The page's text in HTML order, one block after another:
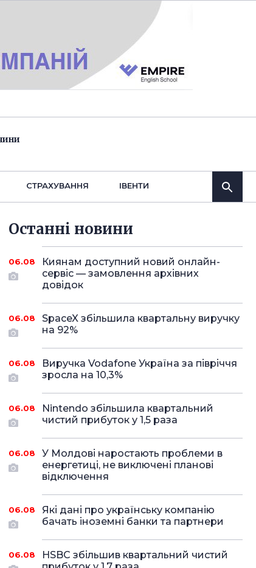
СТРАХУВАННЯ IВЕНТИ
Останнi новини
06.08
Киянам доступний новий онлайн-
сервіс — замовлення архівних
довідок
06.08
SpaceX збільшила квартальну виручку
на 92%
06.08
Виручка Vodafone Україна за півріччя
зросла на 10,3%
06.08
Nintendo збільшила квартальний
чистий прибуток у 1,5 раза
06.08
У Молдові наростають проблеми в
енергетиці, не виключені планові
відключення
06.08
Які дані про українську компанію
бачать іноземні банки та партнери
06.08
HSBC збільшив квартальний чистий